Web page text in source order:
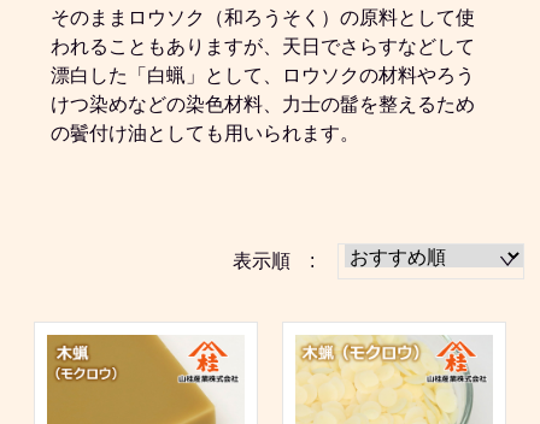
そのままロウソク（和ろうそく）の原料として使
われることもありますが、天日でさらすなどして
漂白した「白蝋」として、ロウソクの材料やろう
けつ染めなどの染色材料、力士の髷を整えるため
の鬢付け油としても用いられます。
表示順 :